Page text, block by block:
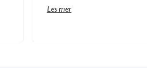
Les mer